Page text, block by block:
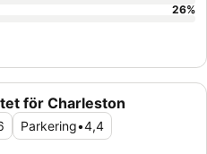
för Charleston
Parkering•4,4
26%